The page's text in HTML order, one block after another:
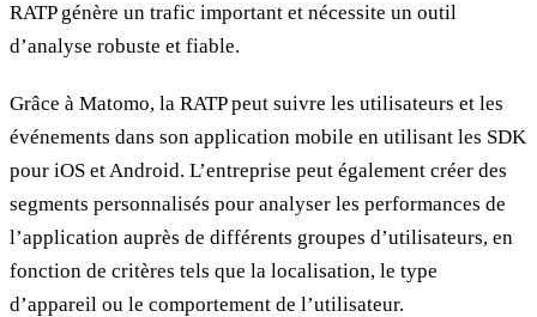
RATP génère un trafic important et nécessite un outil
d’analyse robuste et fiable.
Grâce à Matomo, la RATP peut suivre les utilisateurs et les
événements dans son application mobile en utilisant les SDK
pour iOS et Android. L’entreprise peut également créer des
segments personnalisés pour analyser les performances de
l’application auprès de différents groupes d’utilisateurs, en
fonction de critères tels que la localisation, le type
d’appareil ou le comportement de l’utilisateur.